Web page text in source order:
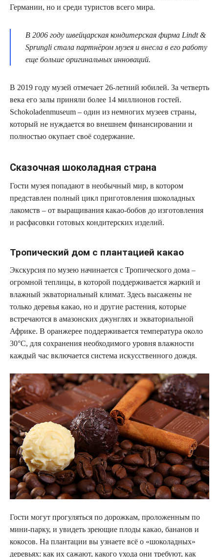
Германии, но и среди туристов всего мира.
В 2006 году швейцарская кондитерская фирма Lindt &
Sprungli стала партнёром музея и внесла в его работу
еще больше оригинальных инноваций.
В 2019 году музей отмечает 26-летний юбилей. За четверть
века его залы приняли более 14 миллионов гостей.
Schokoladenmuseum – один из немногих музеев страны,
который не нуждается во внешнем финансировании и
полностью окупает своё содержание.
Сказочная шоколадная страна
Гости музея попадают в необычный мир, в котором
представлен полный цикл приготовления шоколадных
лакомств – от выращивания какао-бобов до изготовления
и расфасовки готовых кондитерских изделий.
Тропический дом с плантацией какао
Экскурсия по музею начинается с Тропического дома –
огромной теплицы, в которой поддерживается жаркий и
влажный экваториальный климат. Здесь высажены не
только деревья какао, но и другие растения, которые
встречаются в амазонских джунглях и экваториальной
Африке. В оранжерее поддерживается температура около
30°C, для сохранения необходимого уровня влажности
каждый час включается система искусственного дождя.
Гости могут прогуляться по дорожкам, проложенным по
мини-парку, и увидеть зреющие плоды какао, бананов и
кокосов. На плантации вы узнаете всё о «шоколадных»
деревьях: как их сажают, какого ухода они требуют, как